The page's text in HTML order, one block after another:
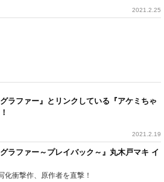
2021.2.25
グラファー』とリンクしている『アケミちゃ
2021.2.19
グラファー～プレイバック～』丸木戸マキ イ
化衝撃作、原作者を直撃！